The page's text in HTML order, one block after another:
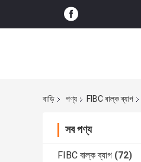
বাড়ি পণ্য FIBC বাল্ক ব্যাগ
সব পণ্য
FIBC বাল্ক ব্যাগ (72)